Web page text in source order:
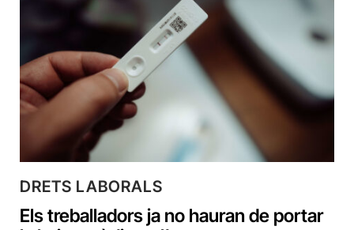
DRETS LABORALS
Els treballadors ja no hauran de portar